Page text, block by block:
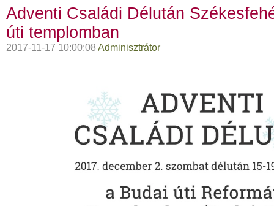
Adventi Családi Délután
úti templomban
2017-11-17 10:00:08 Adminisztrátor